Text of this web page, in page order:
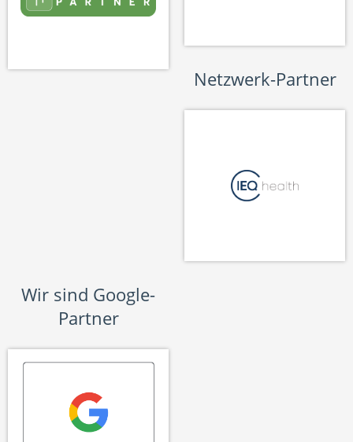
Netzwerk-Partner
Wir sind Google-
Partner